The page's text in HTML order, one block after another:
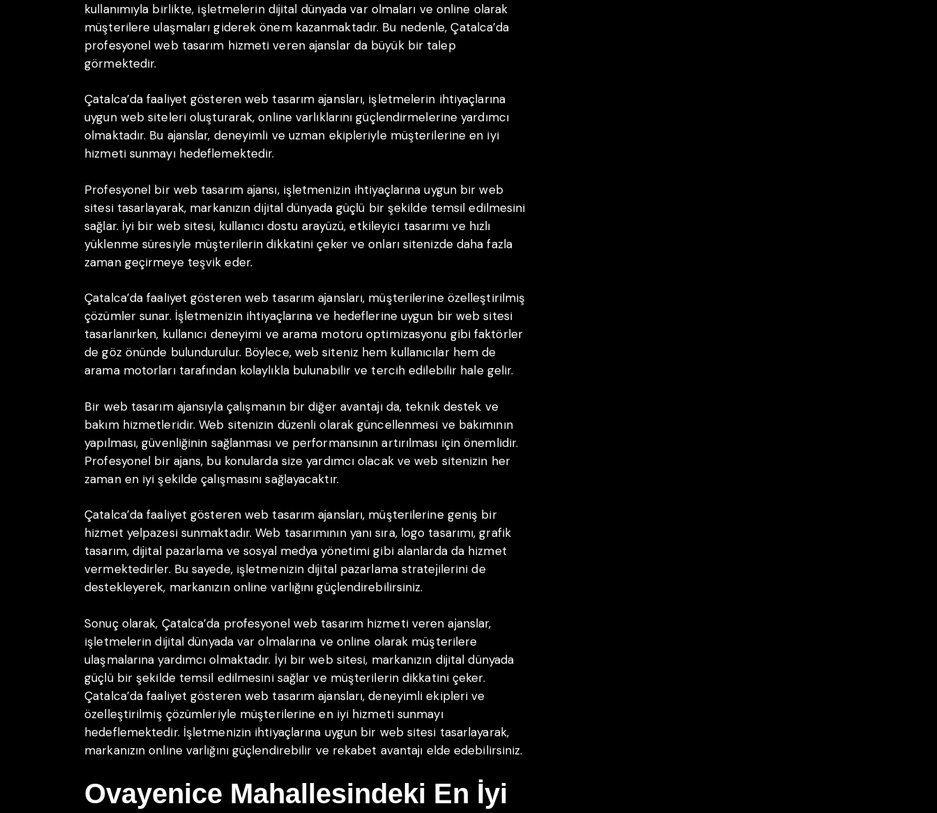
kullanımıyla birlikte, işletmelerin dijital dünyada var olmaları ve online olarak
müşterilere ulaşmaları giderek önem kazanmaktadır. Bu nedenle, Çatalca’da
profesyonel web tasarım hizmeti veren ajanslar da büyük bir talep
görmektedir.
Çatalca’da faaliyet gösteren web tasarım ajansları, işletmelerin ihtiyaçlarına
uygun web siteleri oluşturarak, online varlıklarını güçlendirmelerine yardımcı
olmaktadır. Bu ajanslar, deneyimli ve uzman ekipleriyle müşterilerine en iyi
hizmeti sunmayı hedeflemektedir.
Profesyonel bir web tasarım ajansı, işletmenizin ihtiyaçlarına uygun bir web
sitesi tasarlayarak, markanızın dijital dünyada güçlü bir şekilde temsil edilmesini
sağlar. İyi bir web sitesi, kullanıcı dostu arayüzü, etkileyici tasarımı ve hızlı
yüklenme süresiyle müşterilerin dikkatini çeker ve onları sitenizde daha fazla
zaman geçirmeye teşvik eder.
Çatalca’da faaliyet gösteren web tasarım ajansları, müşterilerine özelleştirilmiş
çözümler sunar. İşletmenizin ihtiyaçlarına ve hedeflerine uygun bir web sitesi
tasarlanırken, kullanıcı deneyimi ve arama motoru optimizasyonu gibi faktörler
de göz önünde bulundurulur. Böylece, web siteniz hem kullanıcılar hem de
arama motorları tarafından kolaylıkla bulunabilir ve tercih edilebilir hale gelir.
Bir web tasarım ajansıyla çalışmanın bir diğer avantajı da, teknik destek ve
bakım hizmetleridir. Web sitenizin düzenli olarak güncellenmesi ve bakımının
yapılması, güvenliğinin sağlanması ve performansının artırılması için önemlidir.
Profesyonel bir ajans, bu konularda size yardımcı olacak ve web sitenizin her
zaman en iyi şekilde çalışmasını sağlayacaktır.
Çatalca’da faaliyet gösteren web tasarım ajansları, müşterilerine geniş bir
hizmet yelpazesi sunmaktadır. Web tasarımının yanı sıra, logo tasarımı, grafik
tasarım, dijital pazarlama ve sosyal medya yönetimi gibi alanlarda da hizmet
vermektedirler. Bu sayede, işletmenizin dijital pazarlama stratejilerini de
destekleyerek, markanızın online varlığını güçlendirebilirsiniz.
Sonuç olarak, Çatalca’da profesyonel web tasarım hizmeti veren ajanslar,
işletmelerin dijital dünyada var olmalarına ve online olarak müşterilere
ulaşmalarına yardımcı olmaktadır. İyi bir web sitesi, markanızın dijital dünyada
güçlü bir şekilde temsil edilmesini sağlar ve müşterilerin dikkatini çeker.
Çatalca’da faaliyet gösteren web tasarım ajansları, deneyimli ekipleri ve
özelleştirilmiş çözümleriyle müşterilerine en iyi hizmeti sunmayı
hedeflemektedir. İşletmenizin ihtiyaçlarına uygun bir web sitesi tasarlayarak,
markanızın online varlığını güçlendirebilir ve rekabet avantajı elde edebilirsiniz.
Ovayenice Mahallesindeki En İyi